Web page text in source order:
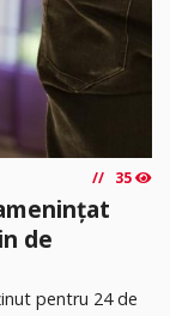
35
de
pentru 24 de